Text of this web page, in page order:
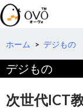
検
索
コ
テ
ツ
へ
移
動
ホーム > デジもの
デジもの
次世代ICT